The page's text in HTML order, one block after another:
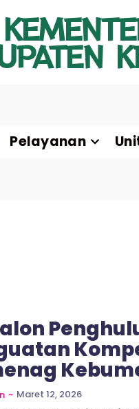
Pelayanan
~ Maret 12, 2026